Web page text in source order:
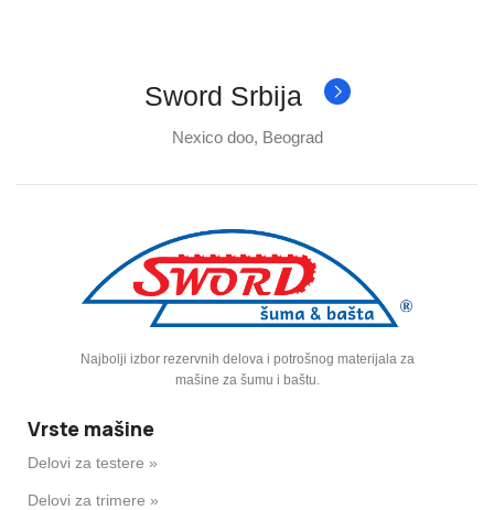
Sword Srbija
Nexico doo, Beograd
Najbolji izbor rezervnih delova i potrošnog materijala za
mašine za šumu i baštu.
Vrste mašine
Delovi za testere »
Delovi za trimere »